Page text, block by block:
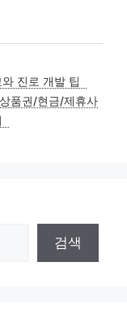
진로 개발 팁
품권/현금/제휴사
검색